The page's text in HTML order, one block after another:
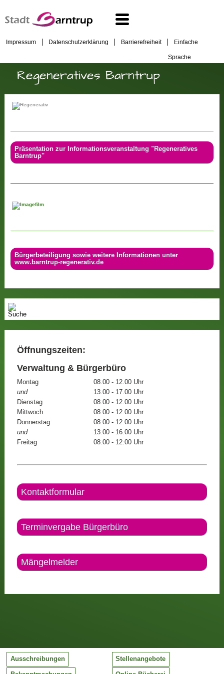
Impressum Datenschutzerklärung Barrierefreiheit Einfache
Sprache
Regeneratives Barntrup
Präsentation zur Informationsveranstaltung "Regeneratives
Barntrup"
Bürgerbeteiligung sowie weitere Informationen unter
www.barntrup-regenerativ.de
Öffnungszeiten:
Verwaltung & Bürgerbüro
Montag
08.00 - 12.00 Uhr
und
13.00 - 17.00 Uhr
Dienstag
08.00 - 12.00 Uhr
Mittwoch
08.00 - 12.00 Uhr
Donnerstag
08.00 - 12.00 Uhr
und
13.00 - 16.00 Uhr
Freitag
08.00 - 12:00 Uhr
Kontaktformular
Terminvergabe Bürgerbüro
Mängelmelder
Ausschreibungen Stellenangebote